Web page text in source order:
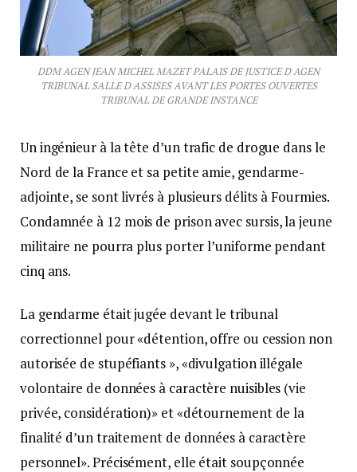
DDM AGEN JEAN MICHEL MAZET PALAIS DE JUSTICE D AGEN
TRIBUNAL SALLE D ASSISES AVANT LES PORTES OUVERTES
TRIBUNAL DE GRANDE INSTANCE
Un ingénieur à la tête d’un trafic de drogue dans le
Nord de la France et sa petite amie, gendarme-
adjointe, se sont livrés à plusieurs délits à Fourmies.
Condamnée à 12 mois de prison avec sursis, la jeune
militaire ne pourra plus porter l’uniforme pendant
cinq ans.
La gendarme était jugée devant le tribunal
correctionnel pour «détention, offre ou cession non
autorisée de stupéfiants », «divulgation illégale
volontaire de données à caractère nuisibles (vie
privée, considération)» et «détournement de la
finalité d’un traitement de données à caractère
personnel». Précisément, elle était soupçonnée